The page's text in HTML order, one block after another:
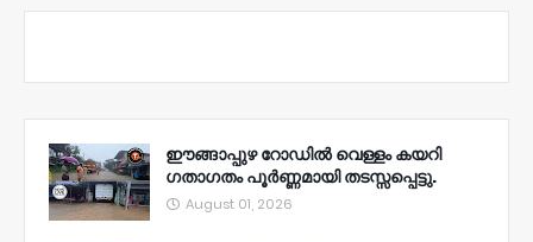
ഈങ്ങാപ്പുഴ റോഡിൽ വെള്ളം കയറി
ഗതാഗതം പൂർണ്ണമായി തടസ്സപ്പെട്ടു.
August 01, 2026